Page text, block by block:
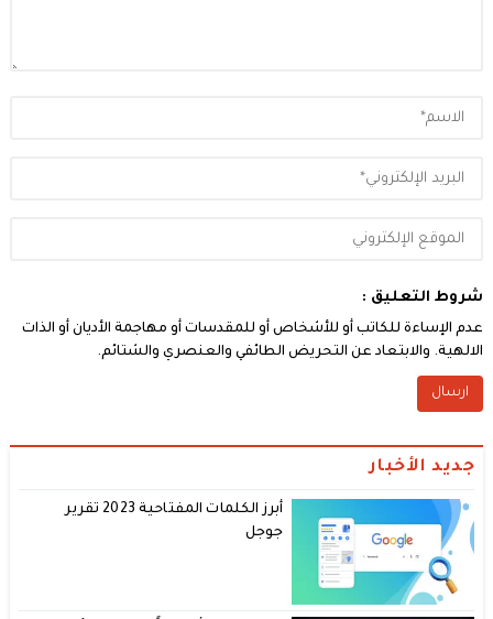
شروط التعليق :
عدم الإساءة للكاتب أو للأشخاص أو للمقدسات أو مهاجمة الأديان أو الذات
الالهية. والابتعاد عن التحريض الطائفي والعنصري والشتائم.
جديد الأخبار
أبرز الكلمات المفتاحية 2023 تقرير
جوجل